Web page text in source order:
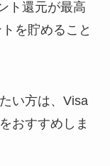
ト還元が最高
を貯めること
い方は、Visa
おすすめしま